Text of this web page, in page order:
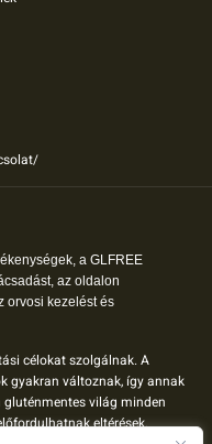
a GLFREE
az oldalon
orvosi kezelést és
célokat szolgálnak. A
gyakran változnak, így annak
gluténmentes világ minden
eltérések.